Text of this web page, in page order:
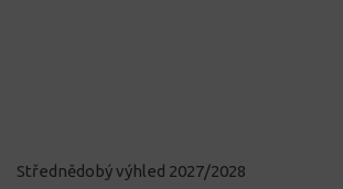
Střednědobý výhled 2027/2028